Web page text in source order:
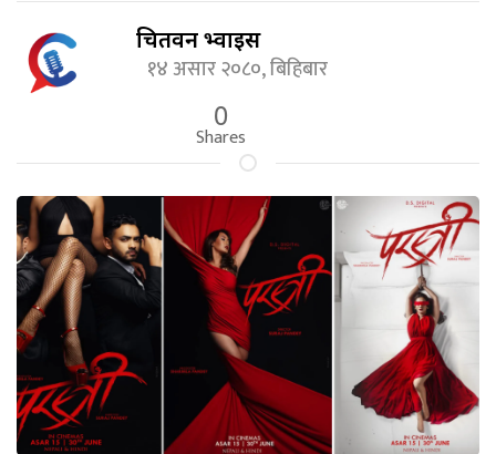
चितवन भ्वाईस
१४ असार २०८०, बिहिबार
0
Shares